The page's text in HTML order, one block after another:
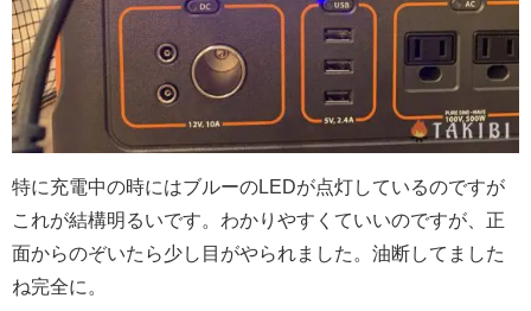
特に充電中の時にはブルーのLEDが点灯しているのですが
これが結構明るいです。わかりやすくていいのですが、正
面からのぞいたら少し目がやられました。油断してました
ね完全に。